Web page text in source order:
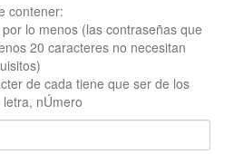
contener:
lo menos (las contraseñas que
20 caracteres no necesitan
de cada tiene que ser de los
nÚmero